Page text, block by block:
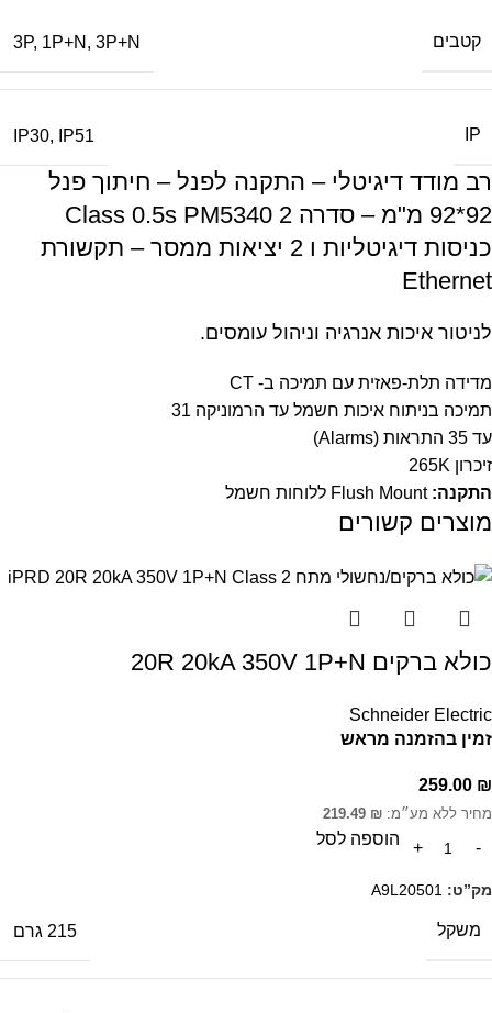
קטבים 3P, 1P+N , 3P+N
IP
IP30, IP51
רב מודד דיגיטלי – התקנה לפנל – חיתוך פנל
92*92 מ"מ – סדרה Class 0.5s PM5340 2
כניסות דיגיטליות ו 2 יציאות ממסר – תקשורת
Ethernet
לניטור איכות אנרגיה וניהול עומסים.
מדידה תלת-פאזית עם תמיכה ב- CT
תמיכה בניתוח איכות חשמל עד הרמוניקה 31
עד 35 התראות (Alarms)
זיכרון 265K
התקנה: Flush Mount ללוחות חשמל
מוצרים קשורים
כולא ברקים 20R 20kA 350V 1P+N
Schneider Electric
זמין בהזמנה מראש
259.00 ₪
מחיר ללא מע״מ: 219.49 ₪
הוספה לסל
מק”ט: A9L20501
משקל 215 גרם